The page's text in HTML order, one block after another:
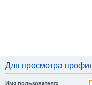
Для просмотра
Имя пользователя: